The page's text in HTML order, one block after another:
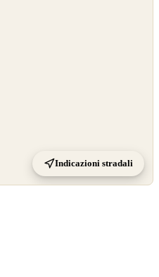
Indicazioni stradali